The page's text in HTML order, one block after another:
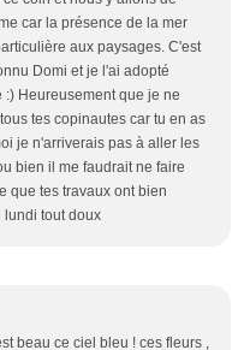
car la présence de la mer
aux paysages. C'est
Domi et je l'ai adopté
:) Heureusement que je ne
tes copinautes car tu en as
je n'arriverais pas à aller les
bien il me faudrait ne faire
que tes travaux ont bien
lundi tout doux
beau ce ciel bleu ! ces fleurs ,